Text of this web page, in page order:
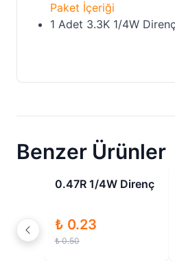
Paket İçeriği
1 Adet 3.3K 1/4W Direnç
Benzer Ürünler
İndirimli
56R 1/4W Direnç
₺ 0.23
₺ 0.50